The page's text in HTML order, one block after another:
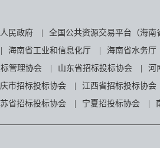
民政府
全国公共资源交易平台（海南
海南省工业和信息化厅
海南省水务厅
管理协会
山东省招标投标协会
河
市招标投标协会
江西省招标投标协会
省招标投标协会 宁夏招投标协会